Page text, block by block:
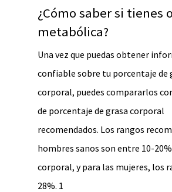
¿Cómo saber si tienes
metabólica?
Una vez que puedas obtener
confiable sobre tu porcentaje de
corporal, puedes compararlos
de porcentaje de grasa corporal
recomendados. Los rangos
hombres sanos son entre 10-
corporal, y para las mujeres, los
28%. 1